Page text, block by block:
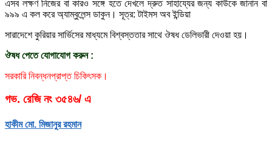
এসব লক্ষণ নিজের বা কারও সঙ্গে হতে দেখলে দ্রুত সাহায্যের জন্য কাউকে জানান বা
৯৯৯ এ কল করে অ্যাম্বুলেন্স ডাকুন। সূত্র: টাইমস অব ইন্ডিয়া
সারাদেশে কুরিয়ার সার্ভিসের মাধ্যমে বিশ্বস্ততার সাথে ঔষধ ডেলিভারী দেওয়া হয়।
ঔষধ পেতে যোগাযোগ করুন :
সরকারি নিবন্ধনপ্রাপ্ত চিকিৎসক।
গভ. রেজি নং ৩৫৪৬/ এ
হাকীম মো. মিজানুর রহমান